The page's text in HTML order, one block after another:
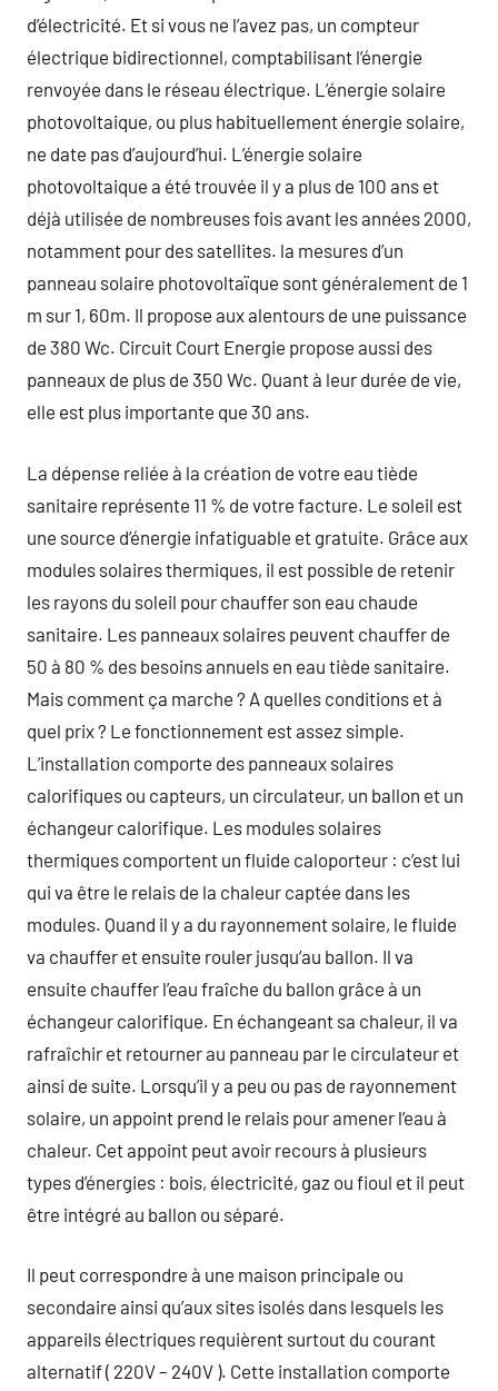
d’électricité. Et si vous ne l’avez pas, un compteur
électrique bidirectionnel, comptabilisant l’énergie
renvoyée dans le réseau électrique. L’énergie solaire
photovoltaique, ou plus habituellement énergie solaire,
ne date pas d’aujourd’hui. L’énergie solaire
photovoltaique a été trouvée il y a plus de 100 ans et
déjà utilisée de nombreuses fois avant les années 2000,
notamment pour des satellites. la mesures d’un
panneau solaire photovoltaïque sont généralement de 1
m sur 1, 60m. Il propose aux alentours de une puissance
de 380 Wc. Circuit Court Energie propose aussi des
panneaux de plus de 350 Wc. Quant à leur durée de vie,
elle est plus importante que 30 ans.
La dépense reliée à la création de votre eau tiède
sanitaire représente 11 % de votre facture. Le soleil est
une source d’énergie infatiguable et gratuite. Grâce aux
modules solaires thermiques, il est possible de retenir
les rayons du soleil pour chauffer son eau chaude
sanitaire. Les panneaux solaires peuvent chauffer de
50 à 80 % des besoins annuels en eau tiède sanitaire.
Mais comment ça marche ? A quelles conditions et à
quel prix ? Le fonctionnement est assez simple.
L’installation comporte des panneaux solaires
calorifiques ou capteurs, un circulateur, un ballon et un
échangeur calorifique. Les modules solaires
thermiques comportent un fluide caloporteur : c’est lui
qui va être le relais de la chaleur captée dans les
modules. Quand il y a du rayonnement solaire, le fluide
va chauffer et ensuite rouler jusqu’au ballon. Il va
ensuite chauffer l’eau fraîche du ballon grâce à un
échangeur calorifique. En échangeant sa chaleur, il va
rafraîchir et retourner au panneau par le circulateur et
ainsi de suite. Lorsqu’il y a peu ou pas de rayonnement
solaire, un appoint prend le relais pour amener l’eau à
chaleur. Cet appoint peut avoir recours à plusieurs
types d’énergies : bois, électricité, gaz ou fioul et il peut
être intégré au ballon ou séparé.
Il peut correspondre à une maison principale ou
secondaire ainsi qu’aux sites isolés dans lesquels les
appareils électriques requièrent surtout du courant
alternatif ( 220V – 240V ). Cette installation comporte